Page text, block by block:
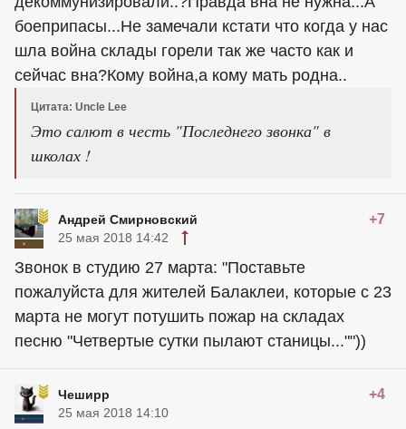
боеприпасы...Не замечали кстати что когда у нас
шла война склады горели так же часто как и
сейчас вна?Кому война,а кому мать родна..
Цитата: Uncle Lee
Это салют в честь "Последнего звонка" в
школах !
Андрей Смирновский +7
25 мая 2018 14:42
Звонок в студию 27 марта: "Поставьте
пожалуйста для жителей Балаклеи, которые с 23
марта не могут потушить пожар на складах
песню "Четвертые сутки пылают станицы...""))
Чеширр +4
25 мая 2018 14:10